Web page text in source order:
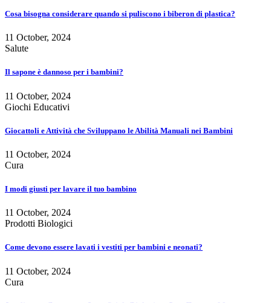
Cosa bisogna considerare quando si puliscono i biberon di plastica?
11 October, 2024
Salute
Il sapone è dannoso per i bambini?
11 October, 2024
Giochi Educativi
Giocattoli e Attività che Sviluppano le Abilità Manuali nei Bambini
11 October, 2024
Cura
I modi giusti per lavare il tuo bambino
11 October, 2024
Prodotti Biologici
Come devono essere lavati i vestiti per bambini e neonati?
11 October, 2024
Cura